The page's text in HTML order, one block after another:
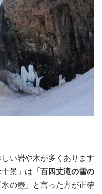
い岩や木が多くあります
景」は 「百四丈滝の雪の
の壺」と言った方が正確